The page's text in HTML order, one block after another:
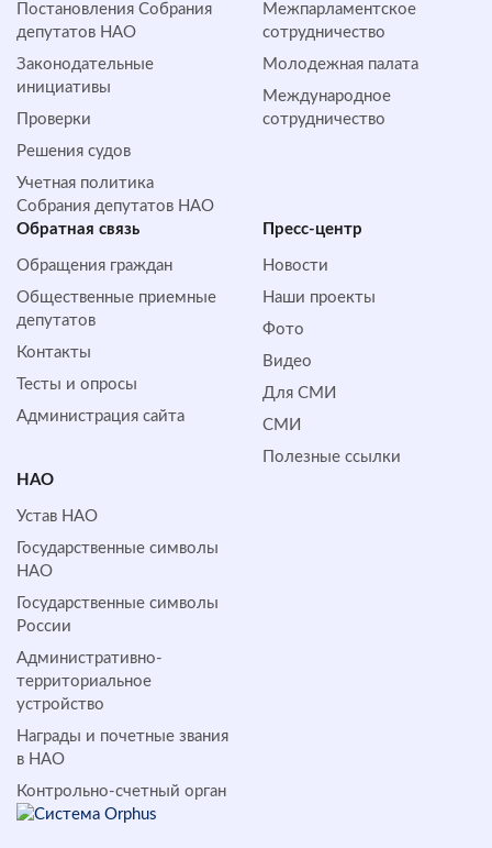
Постановления Собрания
депутатов НАО
Законодательные
инициативы
Проверки
Решения судов
Учетная политика
Собрания депутатов НАО
Межпарламентское
сотрудничество
Молодежная палата
Международное
сотрудничество
Обратная cвязь
Обращения граждан
Общественные приемные
депутатов
Контакты
Тесты и опросы
Администрация сайта
Пресс-центр
Новости
Наши проекты
Фото
Видео
Для СМИ
СМИ
Полезные ссылки
НАО
Устав НАО
Государственные символы
НАО
Государственные символы
России
Административно-
территориальное
устройство
Награды и почетные звания
в НАО
Контрольно-счетный орган